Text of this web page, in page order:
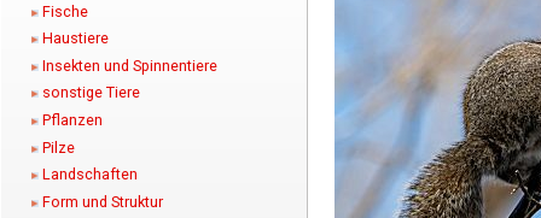
Fische
Haustiere
Insekten und Spinnentiere
sonstige Tiere
Pflanzen
Pilze
Landschaften
Form und Struktur